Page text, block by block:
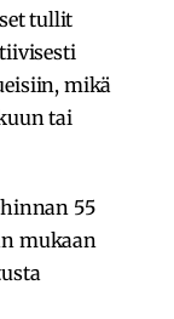
tullit
mikä
tai
55
mukaan